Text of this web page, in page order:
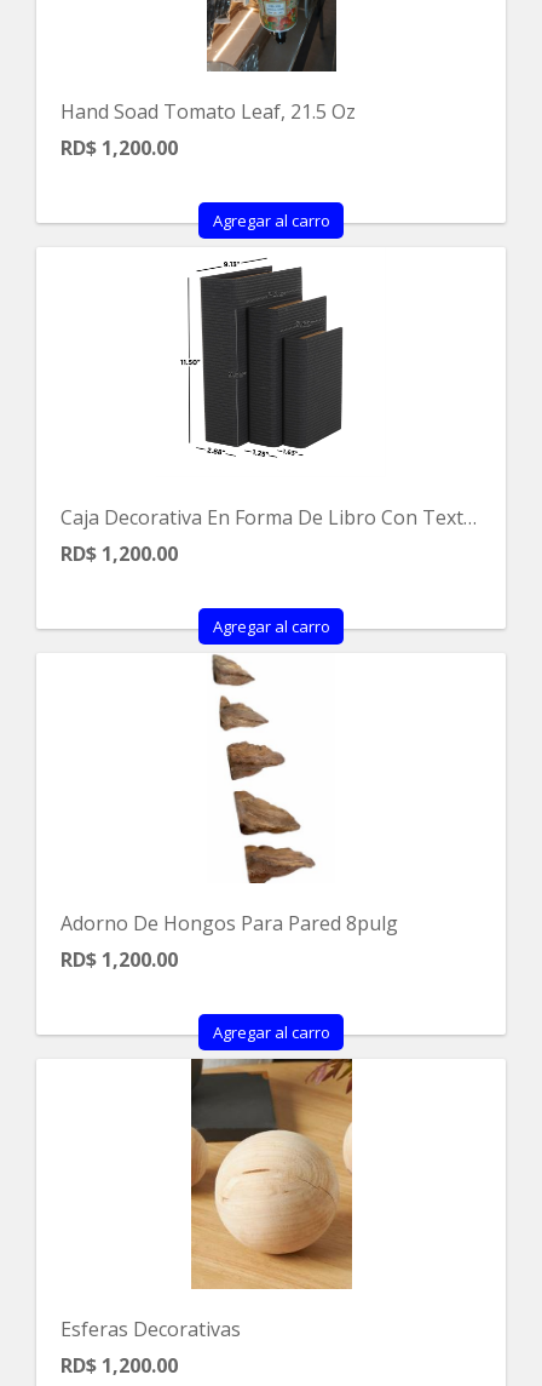
Hand Soad Tomato Leaf, 21.5 Oz
RD$ 1,200.00
Agregar al carro
Caja Decorativa En Forma De Libro Con Textura De Piel SintÉtica Negra Y Dorado 10cm
RD$ 1,200.00
Agregar al carro
Adorno De Hongos Para Pared 8pulg
RD$ 1,200.00
Agregar al carro
Esferas Decorativas
RD$ 1,200.00